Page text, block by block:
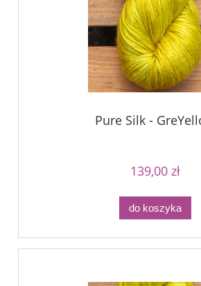
Pure Silk -
139,00 zł
do koszyka